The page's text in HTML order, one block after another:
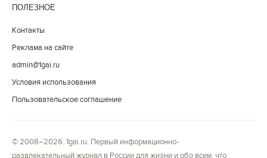
ПОЛЕЗНОЕ
Контакты
Реклама на сайте
admin@1gai.ru
Условия использования
Пользовательское соглашение
© 2008–2026. 1gai.ru. Первый информационно-
развлекательный журнал в России для жизни и обо всем, что